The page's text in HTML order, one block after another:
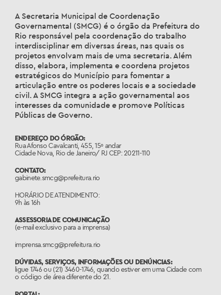
A Secretaria Municipal de Coordenação
Governamental (SMCG) é o órgão da Prefeitura do
Rio responsável pela coordenação do trabalho
interdisciplinar em diversas áreas, nas quais os
projetos envolvam mais de uma secretaria. Além
disso, elabora, implementa e coordena projetos
estratégicos do Município para fomentar a
articulação entre os poderes locais e a sociedade
civil. A SMCG integra a ação governamental aos
interesses da comunidade e promove Políticas
Públicas de Governo.
ENDEREÇO DO ÓRGÃO:
Rua Afonso Cavalcanti, 455, 15º andar
Cidade Nova, Rio de Janeiro/ RJ CEP: 20211-110
CONTATO:
gabinete.smcg@prefeitura.rio
HORÁRIO DE ATENDIMENTO:
9h às 16h
ASSESSORIA DE COMUNICAÇÃO
(e-mail exclusivo para a imprensa)
imprensa.smcg@prefeitura.rio
DÚVIDAS, SERVIÇOS, INFORMAÇÕES OU DENÚNCIAS:
ligue 1746 ou (21) 3460-1746, quando estiver em uma Cidade com
o código de área diferente do 21.